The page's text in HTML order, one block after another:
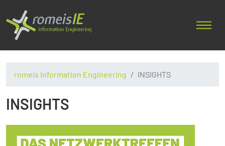
romeis Information Engineering INSIGHTS
INSIGHTS